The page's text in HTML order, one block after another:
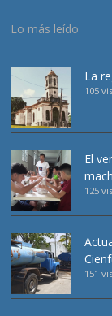
Lo más leído
La
105
El
125
151